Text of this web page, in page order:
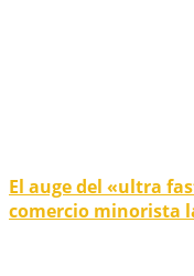
El auge del «ultra
comercio minorista